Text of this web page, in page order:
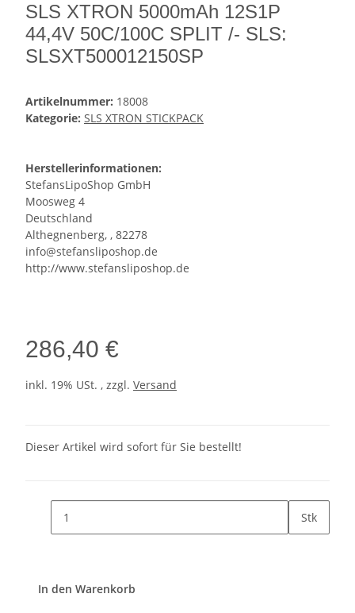
SLS XTRON 5000mAh 12S1P
44,4V 50C/100C SPLIT /- SLS:
SLSXT500012150SP
Artikelnummer: 18008
Kategorie: SLS XTRON STICKPACK
Herstellerinformationen:
StefansLipoShop GmbH
Moosweg 4
Deutschland
Althegnenberg, , 82278
info@stefansliposhop.de
http://www.stefansliposhop.de
286,40 €
inkl. 19% USt. , zzgl. Versand
Dieser Artikel wird sofort für Sie bestellt!
Stk
In den Warenkorb